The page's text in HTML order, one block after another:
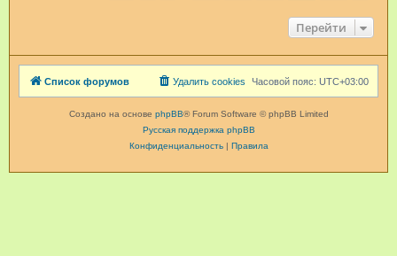
Перейти
Список форумов Часовой пояс: UTC+03:00
Удалить cookies
Создано на основе phpBB® Forum Software © phpBB Limited
Русская поддержка phpBB
Конфиденциальность| Правила